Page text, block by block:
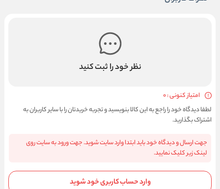
نظر خود را ثبت کنید
امتیاز کنونی : 0
لطفا دیدگاه خود را راجع به این کالا بنویسید و تجربه خریدتان را با سایر کاربران به
اشتراک بگذارید.
جهت ارسال و دیدگاه خود باید ابتدا وارد سایت شوید. جهت ورود به سایت روی
لینک زیر کلیک نمایید.
وارد حساب کاربری خود شوید